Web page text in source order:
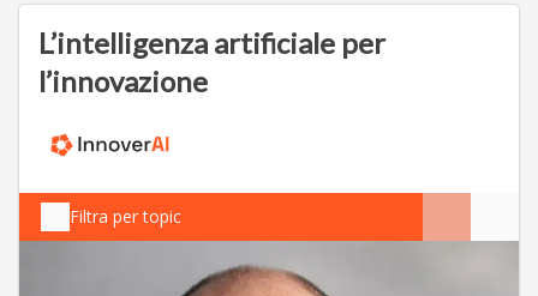
L’intelligenza artificiale per
l’innovazione
Filtra per topic